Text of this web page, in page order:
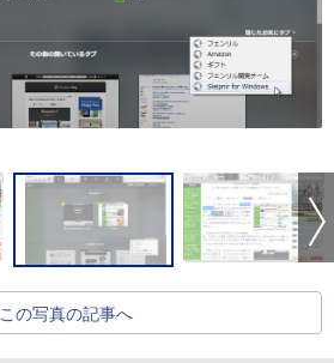
この写真の記事へ